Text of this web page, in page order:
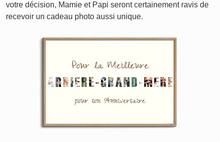
votre décision, Mamie et Papi seront certainement ravis de
recevoir un cadeau photo aussi unique.